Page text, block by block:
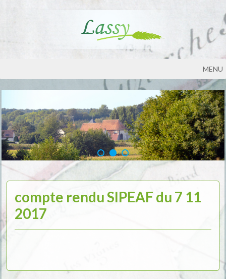
MENU
compte rendu SIPEAF du 7 11
2017